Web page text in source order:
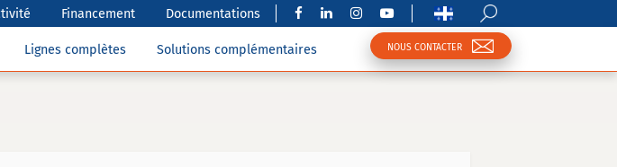
Financement Documentations
Lignes complètes Solutions complémentaires NOUS CONTACTER